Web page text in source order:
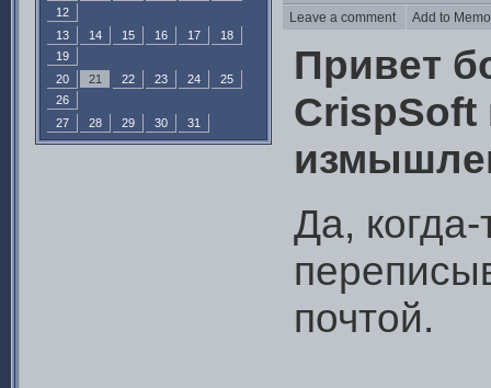
12
13
14 15 16 17
18
19
20
21 22 23 24
25
26
27
28 29 30 31
Leave a comment Add to
Привет
CrispSoft
Да,
почтой.